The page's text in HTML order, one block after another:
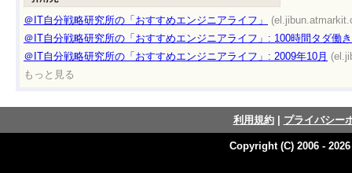
＠IT自分戦略研究所の「おすすめエンジニアライフ」
＠IT自分戦略研究所の「おすすめエンジニアライフ」: 100時間タダ働
＠IT自分戦略研究所の「おすすめエンジニアライフ」: 2009年10月
もっと見る
利用規約| プライバシー
Copyright (C) 2006 -